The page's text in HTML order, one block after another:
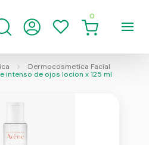
0
Dermocosmetica Facial
intenso de ojos locion x 125 ml